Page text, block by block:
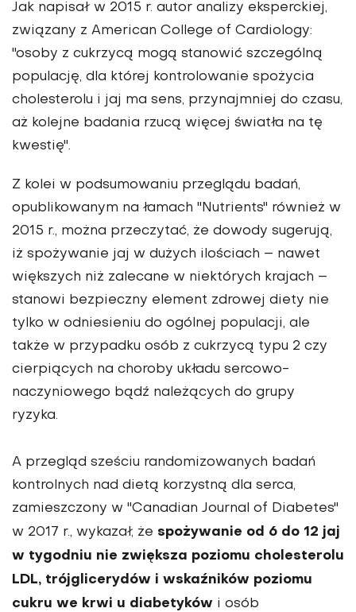
Jak napisał w 2015 r. autor analizy eksperckiej,
związany z American College of Cardiology:
"osoby z cukrzycą mogą stanowić szczególną
populację, dla której kontrolowanie spożycia
cholesterolu i jaj ma sens, przynajmniej do czasu,
aż kolejne badania rzucą więcej światła na tę
kwestię".
Z kolei w podsumowaniu przeglądu badań,
opublikowanym na łamach "Nutrients" również w
2015 r., można przeczytać, że dowody sugerują,
iż spożywanie jaj w dużych ilościach – nawet
większych niż zalecane w niektórych krajach –
stanowi bezpieczny element zdrowej diety nie
tylko w odniesieniu do ogólnej populacji, ale
także w przypadku osób z cukrzycą typu 2 czy
cierpiących na choroby układu sercowo-
naczyniowego bądź należących do grupy
ryzyka.
A przegląd sześciu randomizowanych badań
kontrolnych nad dietą korzystną dla serca,
zamieszczony w "Canadian Journal of Diabetes"
w 2017 r., wykazał, że spożywanie od 6 do 12 jaj
w tygodniu nie zwiększa poziomu cholesterolu
LDL, trójglicerydów i wskaźników poziomu
cukru we krwi u diabetyków i osób